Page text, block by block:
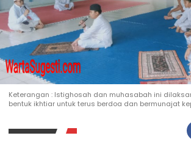
Keterangan : Istighosah dan muhasabah ini
bentuk ikhtiar untuk terus berdoa dan bermunajat